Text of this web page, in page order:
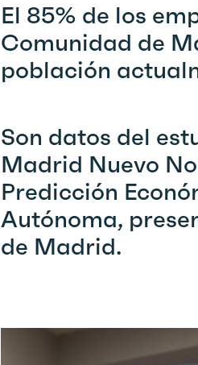
El 85% de los
Comunidad de
población
Son datos del
Madrid Nuevo
Predicción
Autónoma,
de Madrid.